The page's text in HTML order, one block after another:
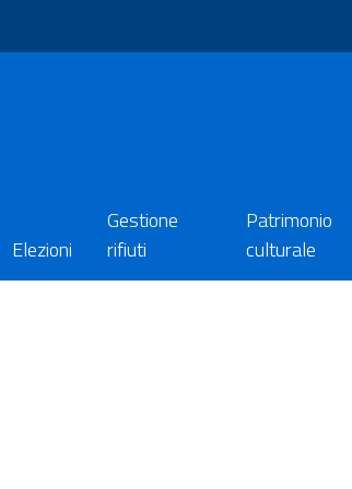
Elezioni
Gestione
rifiuti
Patrimonio
culturale